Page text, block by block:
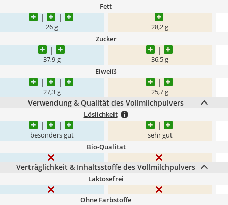
Fett
26 g 28,2 g
Zucker
37,9 g 36,5 g
Eiweiß
27,3 g 25,7 g
Verwendung & Qualität des Vollmilchpulvers
Löslichkeit
besonders gut sehr gut
Bio-Qualität
Verträglichkeit & Inhaltsstoffe des Vollmilchpulvers
Laktosefrei
Ohne Farbstoffe